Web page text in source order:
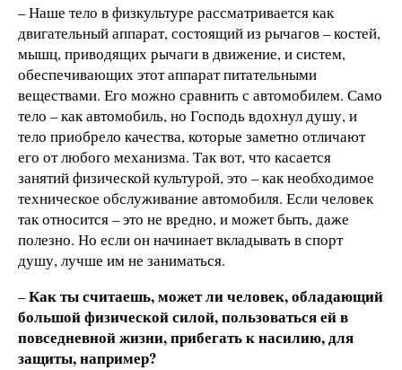
– Наше тело в физкультуре рассматривается как
двигательный аппарат, состоящий из рычагов – костей,
мышц, приводящих рычаги в движение, и систем,
обеспечивающих этот аппарат питательными
веществами. Его можно сравнить с автомобилем. Само
тело – как автомобиль, но Господь вдохнул душу, и
тело приобрело качества, которые заметно отличают
его от любого механизма. Так вот, что касается
занятий физической культурой, это – как необходимое
техническое обслуживание автомобиля. Если человек
так относится – это не вредно, и может быть, даже
полезно. Но если он начинает вкладывать в спорт
душу, лучше им не заниматься.
–Как ты считаешь, может ли человек, обладающий
большой физической силой,пользоваться ей в
повседневной жизни, прибегать к насилию, для
защиты, например?